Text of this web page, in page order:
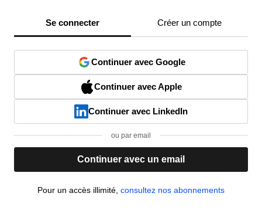
Se connecter Créer un compte
Continuer avec Google
Continuer avec Apple
Continuer avec LinkedIn
ou par email
Continuer avec un email
Pour un accès illimité, consultez nos abonnements